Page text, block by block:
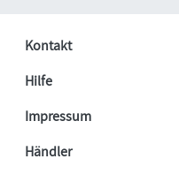
Kontakt
Hilfe
Impressum
Händler